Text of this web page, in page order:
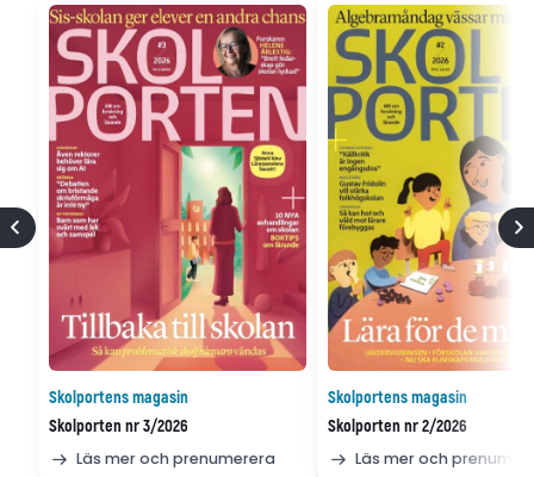
Skolportens magasin
Skolporten nr 3/2026
Läs mer och prenumerera
Skolportens magasin
Skolporten nr 2/2026
Läs mer och